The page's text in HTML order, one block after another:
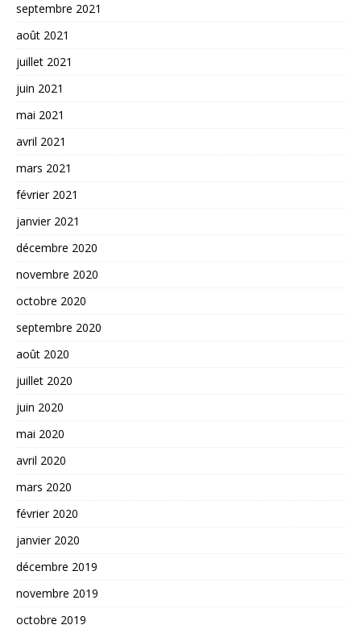
septembre 2021
août 2021
juillet 2021
juin 2021
mai 2021
avril 2021
mars 2021
février 2021
janvier 2021
décembre 2020
novembre 2020
octobre 2020
septembre 2020
août 2020
juillet 2020
juin 2020
mai 2020
avril 2020
mars 2020
février 2020
janvier 2020
décembre 2019
novembre 2019
octobre 2019